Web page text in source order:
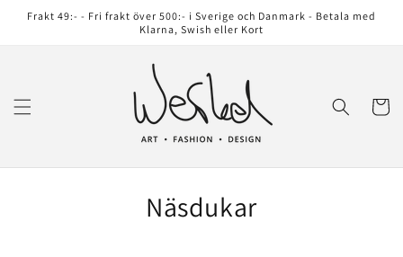
vidare
Frakt 49:- - Fri frakt över 500:- i Sverige och Danmark - Betala med
Klarna, Swish eller Kort
P
Näsdukar